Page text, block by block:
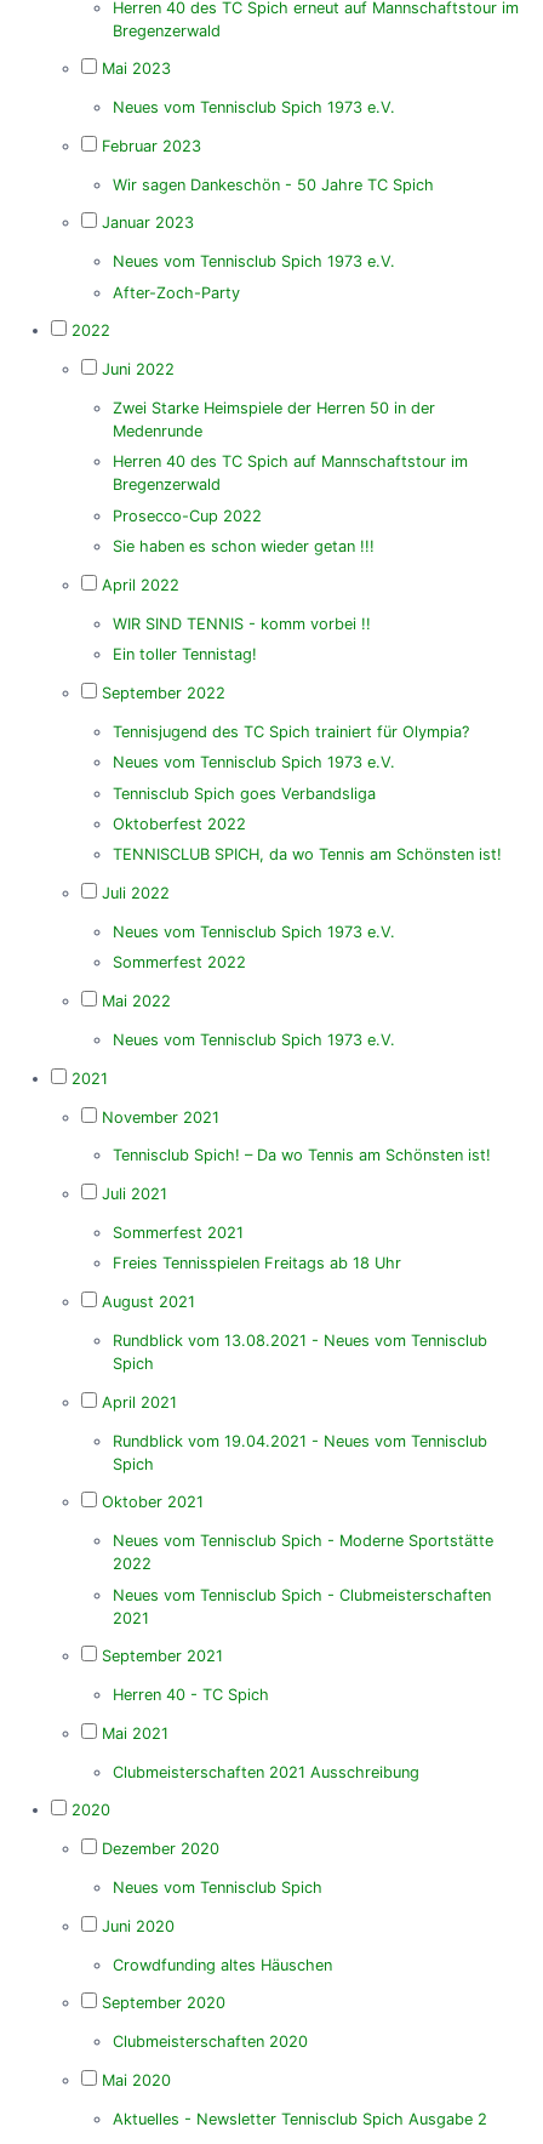
Herren 40 des TC Spich erneut auf Mannschaftstour im
Bregenzerwald
Mai 2023
Neues vom Tennisclub Spich 1973 e.V.
Februar 2023
Wir sagen Dankeschön - 50 Jahre TC Spich
Januar 2023
Neues vom Tennisclub Spich 1973 e.V.
After-Zoch-Party
2022
Juni 2022
Zwei Starke Heimspiele der Herren 50 in der
Medenrunde
Herren 40 des TC Spich auf Mannschaftstour im
Bregenzerwald
Prosecco-Cup 2022
Sie haben es schon wieder getan !!!
April 2022
WIR SIND TENNIS - komm vorbei !!
Ein toller Tennistag!
September 2022
Tennisjugend des TC Spich trainiert für Olympia?
Neues vom Tennisclub Spich 1973 e.V.
Tennisclub Spich goes Verbandsliga
Oktoberfest 2022
TENNISCLUB SPICH, da wo Tennis am Schönsten ist!
Juli 2022
Neues vom Tennisclub Spich 1973 e.V.
Sommerfest 2022
Mai 2022
Neues vom Tennisclub Spich 1973 e.V.
2021
November 2021
Tennisclub Spich! – Da wo Tennis am Schönsten ist!
Juli 2021
Sommerfest 2021
Freies Tennisspielen Freitags ab 18 Uhr
August 2021
Rundblick vom 13.08.2021 - Neues vom Tennisclub
Spich
April 2021
Rundblick vom 19.04.2021 - Neues vom Tennisclub
Spich
Oktober 2021
Neues vom Tennisclub Spich - Moderne Sportstätte
2022
Neues vom Tennisclub Spich - Clubmeisterschaften
2021
September 2021
Herren 40 - TC Spich
Mai 2021
Clubmeisterschaften 2021 Ausschreibung
2020
Dezember 2020
Neues vom Tennisclub Spich
Juni 2020
Crowdfunding altes Häuschen
September 2020
Clubmeisterschaften 2020
Mai 2020
Aktuelles - Newsletter Tennisclub Spich Ausgabe 2